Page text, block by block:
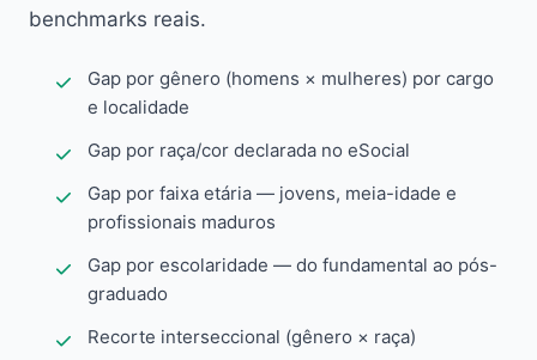
benchmarks reais.
Gap por gênero (homens × mulheres) por cargo
e localidade
Gap por raça/cor declarada no eSocial
Gap por faixa etária — jovens, meia-idade e
profissionais maduros
Gap por escolaridade — do fundamental ao pós-
graduado
Recorte interseccional (gênero × raça)